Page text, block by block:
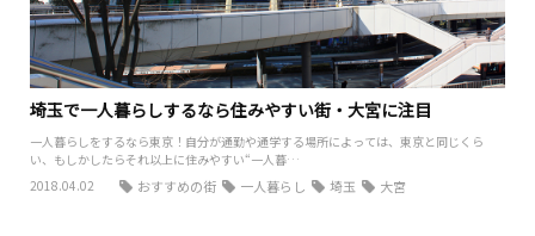
埼玉で一人暮らしするなら住みやすい街・大宮に注目
一人暮らしをするなら東京！自分が通勤や通学する場所によっては、東京と同じくら
い、もしかしたらそれ以上に住みやすい“一人暮…
2018.04.02
おすすめの街 一人暮らし 埼玉 大宮